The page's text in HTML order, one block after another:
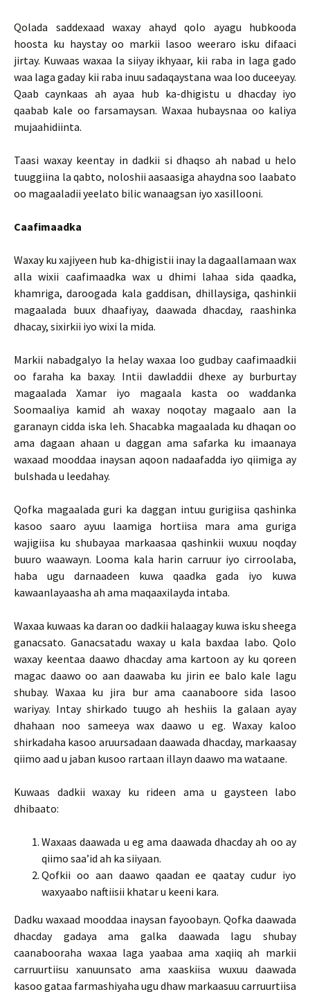
Qolada saddexaad waxay ahayd qolo ayagu hubkooda
hoosta ku haystay oo markii lasoo weeraro isku difaaci
jirtay. Kuwaas waxaa la siiyay ikhyaar, kii raba in laga gado
waa laga gaday kii raba inuu sadaqaystana waa loo duceeyay.
Qaab caynkaas ah ayaa hub ka-dhigistu u dhacday iyo
qaabab kale oo farsamaysan. Waxaa hubaysnaa oo kaliya
mujaahidiinta.
Taasi waxay keentay in dadkii si dhaqso ah nabad u helo
tuuggiina la qabto, noloshii aasaasiga ahaydna soo laabato
oo magaaladii yeelato bilic wanaagsan iyo xasillooni.
Caafimaadka
Waxay ku xajiyeen hub ka-dhigistii inay la dagaallamaan wax
alla wixii caafimaadka wax u dhimi lahaa sida qaadka,
khamriga, daroogada kala gaddisan, dhillaysiga, qashinkii
magaalada buux dhaafiyay, daawada dhacday, raashinka
dhacay, sixirkii iyo wixi la mida.
Markii nabadgalyo la helay waxaa loo gudbay caafimaadkii
oo faraha ka baxay. Intii dawladdii dhexe ay burburtay
magaalada Xamar iyo magaala kasta oo waddanka
Soomaaliya kamid ah waxay noqotay magaalo aan la
garanayn cidda iska leh. Shacabka magaalada ku dhaqan oo
ama dagaan ahaan u daggan ama safarka ku imaanaya
waxaad mooddaa inaysan aqoon nadaafadda iyo qiimiga ay
bulshada u leedahay.
Qofka magaalada guri ka daggan intuu gurigiisa qashinka
kasoo saaro ayuu laamiga hortiisa mara ama guriga
wajigiisa ku shubayaa markaasaa qashinkii wuxuu noqday
buuro waawayn. Looma kala harin carruur iyo cirroolaba,
haba ugu darnaadeen kuwa qaadka gada iyo kuwa
kawaanlayaasha ah ama maqaaxilayda intaba.
Waxaa kuwaas ka daran oo dadkii halaagay kuwa isku sheega
ganacsato. Ganacsatadu waxay u kala baxdaa labo. Qolo
waxay keentaa daawo dhacday ama kartoon ay ku qoreen
magac daawo oo aan daawaba ku jirin ee balo kale lagu
shubay. Waxaa ku jira bur ama caanaboore sida lasoo
wariyay. Intay shirkado tuugo ah heshiis la galaan ayay
dhahaan noo sameeya wax daawo u eg. Waxay kaloo
shirkadaha kasoo aruursadaan daawada dhacday, markaasay
qiimo aad u jaban kusoo rartaan illayn daawo ma wataane.
Kuwaas dadkii waxay ku rideen ama u gaysteen labo
dhibaato:
Waxaas daawada u eg ama daawada dhacday ah oo ay
qiimo saa’id ah ka siiyaan.
Qofkii oo aan daawo qaadan ee qaatay cudur iyo
waxyaabo naftiisii khatar u keeni kara.
Dadku waxaad mooddaa inaysan fayoobayn. Qofka daawada
dhacday gadaya ama galka daawada lagu shubay
caanabooraha waxaa laga yaabaa ama xaqiiq ah markii
carruurtiisu xanuunsato ama xaaskiisa wuxuu daawada
kasoo gataa farmashiyaha ugu dhaw markaasuu carruurtiisa